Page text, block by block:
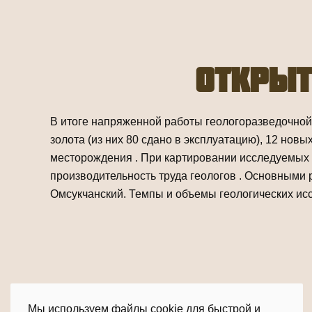
Мы используем файлы cookie для быстрой и
В итоге напряженной работы
золота (из них 80 сдано в эксплуатацию), 12
месторождения . При картировании
производительность труда геологов .
Омсукчанский. Темпы и объемы геологических